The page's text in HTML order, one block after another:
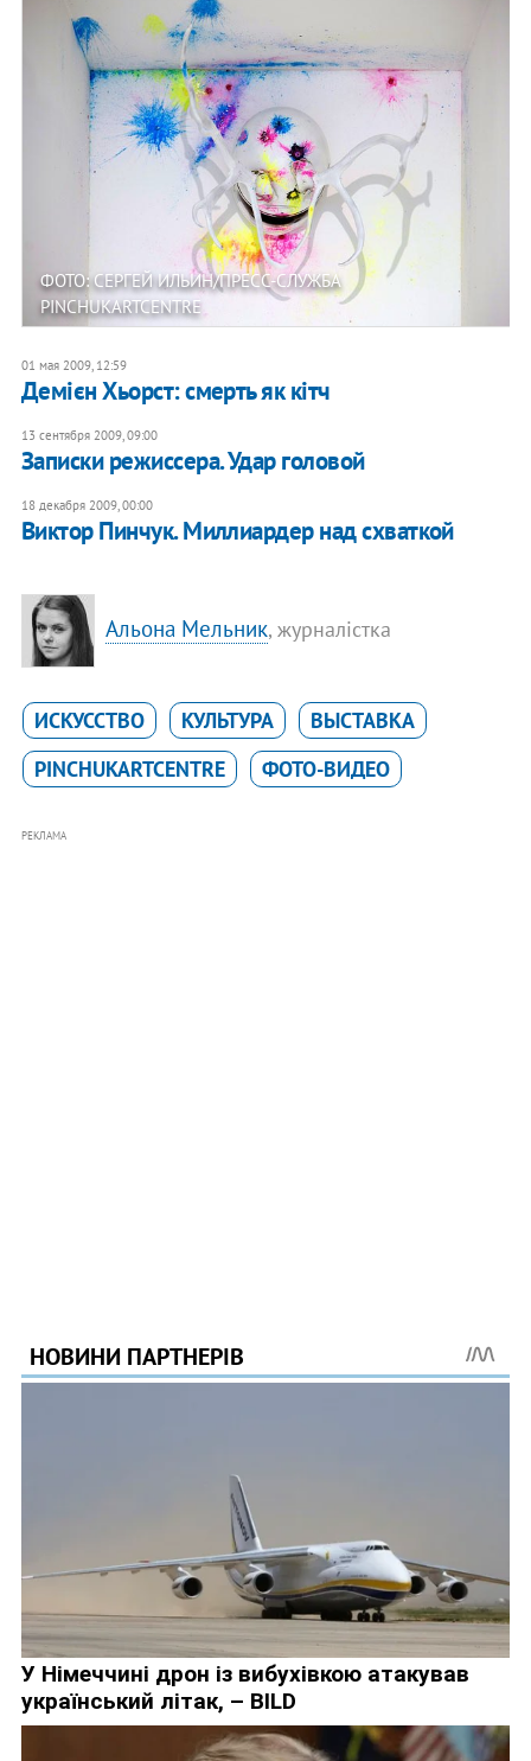
ФОТО: СЕРГЕЙ ИЛЬИН/ПРЕСС-СЛУЖБА
PINCHUKARTCENTRE
01 мая 2009, 12:59
Демієн Хьорст: смерть як кітч
13 сентября 2009, 09:00
Записки режиссера. Удар головой
18 декабря 2009, 00:00
Виктор Пинчук. Миллиардер над схваткой
Альона Мельник, журналістка
ИСКУССТВО КУЛЬТУРА
ВЫСТАВКА
PINCHUKARTCENTRE
ФОТО-ВИДЕО
РЕКЛАМА